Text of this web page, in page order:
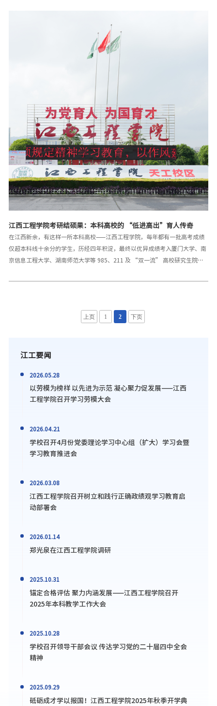
职工精神饱满地参与进来。魏建克为“天工逐梦 共筑健康”教职工健身慢跑活
动鸣枪发令。乐俊杰表示，本次活动，不仅是一次强身健体的运动盛会，更是
我们释放压力、放松心情、增进交流的良好契机。它将充分展示我们江工教职
工积极向上、团结奋进的精神风貌，也将进一步推动学校健身运动的深入开
展。希望广大教职工凝心聚力，健步向前，把从体育锻炼中迸发出来的激情转
化为推进学校各项事业高质量发展的动力。国家田径二级裁判员、国家一级篮
球裁判员、社会指导员一级的钱斌老师，详细讲解了健康慢跑的注意事项，帮
助大家在享受运动乐趣的同时，保障自身的安全与
江西工程学院考研结硕果：本科高校的 “低进高出”育人传奇
在江西新余，有这样一所本科高校——江西工程学院，每年都有一批高考成绩
仅超本科线十余分的学生，历经四年积淀，最终以优异成绩考入厦门大学、南
京信息工程大学、湖南师范大学等 985、211 及 “双一流” 高校研究生院。
榜单显示，今年574名毕业生报考研究生，初试上线226人，上线率达
印证了学校育人模式的有效性。“三苦精神” 铸魂：苦抓、苦教、苦学淬炼成
习氛围；教师团队深耕教学，以严管厚爱激发学生潜能；学生以坚韧意志挑战
基石。江西工程学院将学科竞赛作为育人重要抓手，鼓励学生参与高水平赛
事。近年来，学生累计斩获美国大学生数学建模竞赛国际一等奖、全国电子设
上页 1 2 下页
江工要闻
2026.05.28
以劳模为榜样 以先进为示范 凝心聚力促发展——江西
工程学院召开学习劳模大会
2026.04.21
学校召开4月份党委理论学习中心组（扩大）学习会暨
学习教育推进会
2026.03.08
江西工程学院召开树立和践行正确政绩观学习教育启
动部署会
2026.01.14
郑光泉在江西工程学院调研
2025.10.31
锚定合格评估 聚力内涵发展——江西工程学院召开
2025年本科教学工作大会
2025.10.28
学校召开领导干部会议 传达学习党的二十届四中全会
精神
2025.09.29
砥砺成才学以报国！江西工程学院2025年秋季开学典